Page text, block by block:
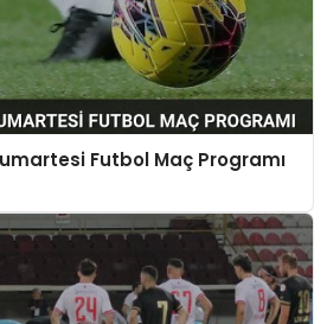
Futbol Maç Programı